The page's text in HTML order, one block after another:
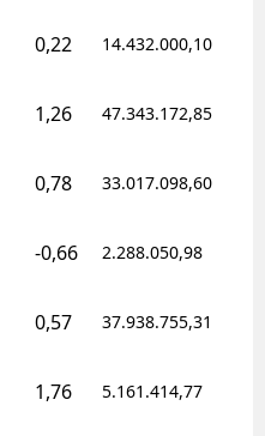
0,22 14.432.000,10
1,26 47.343.172,85
0,78 33.017.098,60
-0,66 2.288.050,98
0,57 37.938.755,31
1,76 5.161.414,77